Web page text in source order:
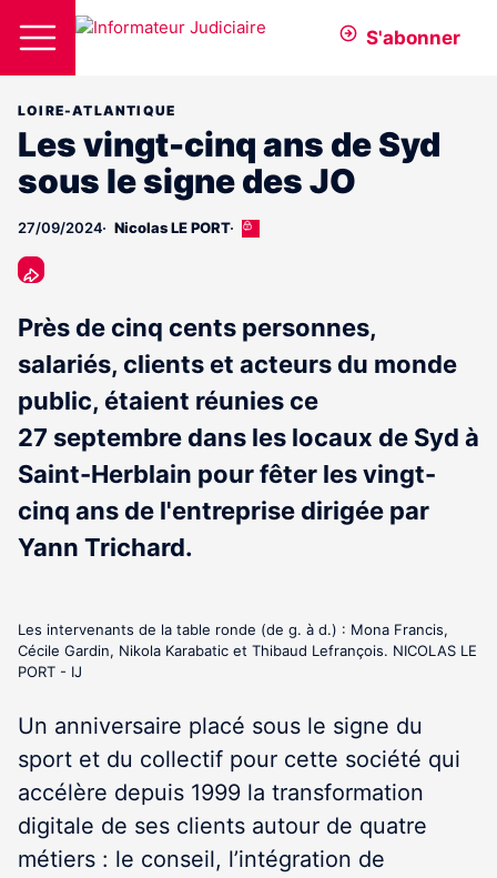
S'abonner
LOIRE-ATLANTIQUE
Les vingt-cinq ans de Syd
sous le signe des JO
27/09/2024 Nicolas LE PORT
Cet
abonnés
Près de cinq cents personnes,
salariés, clients et acteurs du monde
public, étaient réunies ce
27 septembre dans les locaux de Syd à
Saint-Herblain pour fêter les vingt-
cinq ans de l'entreprise dirigée par
Yann Trichard.
Les intervenants de la table ronde (de g. à d.) : Mona Francis,
Cécile Gardin, Nikola Karabatic et Thibaud Lefrançois. NICOLAS LE
PORT - IJ
Un anniversaire placé sous le signe du
sport et du collectif pour cette société qui
accélère depuis 1999 la transformation
digitale de ses clients autour de quatre
métiers : le conseil, l’intégration de